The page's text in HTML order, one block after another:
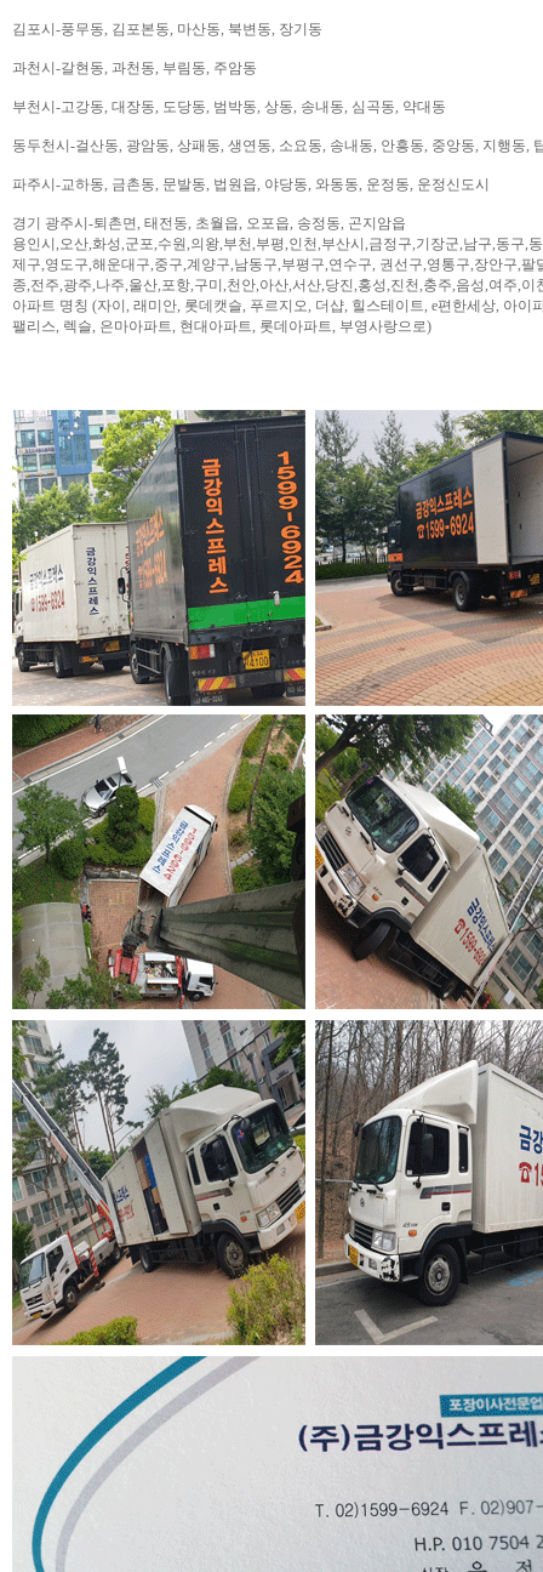
김포시-풍무동, 김포본동, 마산동, 북변동, 장기동
과천시-갈현동, 과천동, 부림동, 주암동
부천시-고강동, 대장동, 도당동, 범박동, 상동, 송내동, 심곡동, 약대동
동두천시-걸산동, 광암동, 상패동, 생연동, 소요동, 송내동, 안흥동, 중앙동, 지행동,
파주시-교하동, 금촌동, 문발동, 법원읍, 야당동, 와동동, 운정동, 운정신도시
경기 광주시-퇴촌면, 태전동, 초월읍, 오포읍, 송정동, 곤지암읍
용인시,오산,화성,군포,수원,의왕,부천,부평,인천,부산시,금정구,기장군,남구,동구,
제구,영도구,해운대구,중구,계양구,남동구,부평구,연수구, 권선구,영통구,장안구,
종,전주,광주,나주,울산,포항,구미,천안,아산,서산,당진,홍성,진천,충주,음성,여주,이
아파트 명칭 (자이, 래미안, 롯데캣슬, 푸르지오, 더샵, 힐스테이트, e편한세상, 아이
팰리스, 렉슬, 은마아파트, 현대아파트, 롯데아파트, 부영사랑으로)